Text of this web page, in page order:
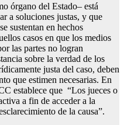
órgano del Estado– está
a soluciones justas, y que
sustentan en hechos
casos en que los medios
las partes no logran
sobre la verdad de los
justa del caso, deben
que estimen necesarias. En
establece que “Los jueces o
a fin de acceder a la
de la causa”.